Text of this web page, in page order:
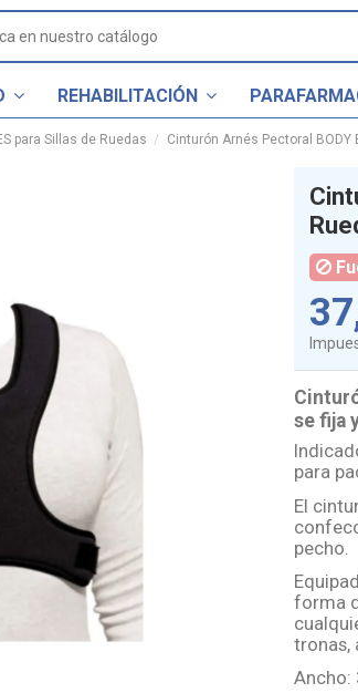
REHABILITACIÓN
para Sillas de Ruedas Cinturón Arnés Pectoral BODY
se fija
para
El
pecho.
forma
tronas,
Ancho: